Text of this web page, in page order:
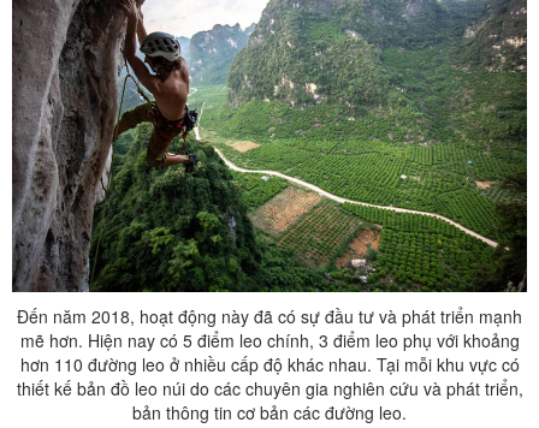
Đến năm 2018, hoạt động này đã có sự đầu tư và phát triển mạnh
mẽ hơn. Hiện nay có 5 điểm leo chính, 3 điểm leo phụ với khoảng
hơn 110 đường leo ở nhiều cấp độ khác nhau. Tại mỗi khu vực có
thiết kế bản đồ leo núi do các chuyên gia nghiên cứu và phát triển,
bản thông tin cơ bản các đường leo.